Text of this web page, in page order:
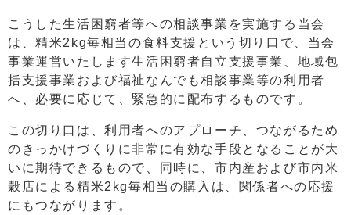
こうした生活困窮者等への相談事業を実施する当会
は、精米2kg毎相当の食料支援という切り口で、当会
事業運営いたします生活困窮者自立支援事業、地域包
括支援事業および福祉なんでも相談事業等の利用者
へ、必要に応じて、緊急的に配布するものです。
この切り口は、利用者へのアプローチ、つながるため
のきっかけづくりに非常に有効な手段となることが大
いに期待できるもので、同時に、市内産および市内米
穀店による精米2kg毎相当の購入は、関係者への応援
にもつながります。